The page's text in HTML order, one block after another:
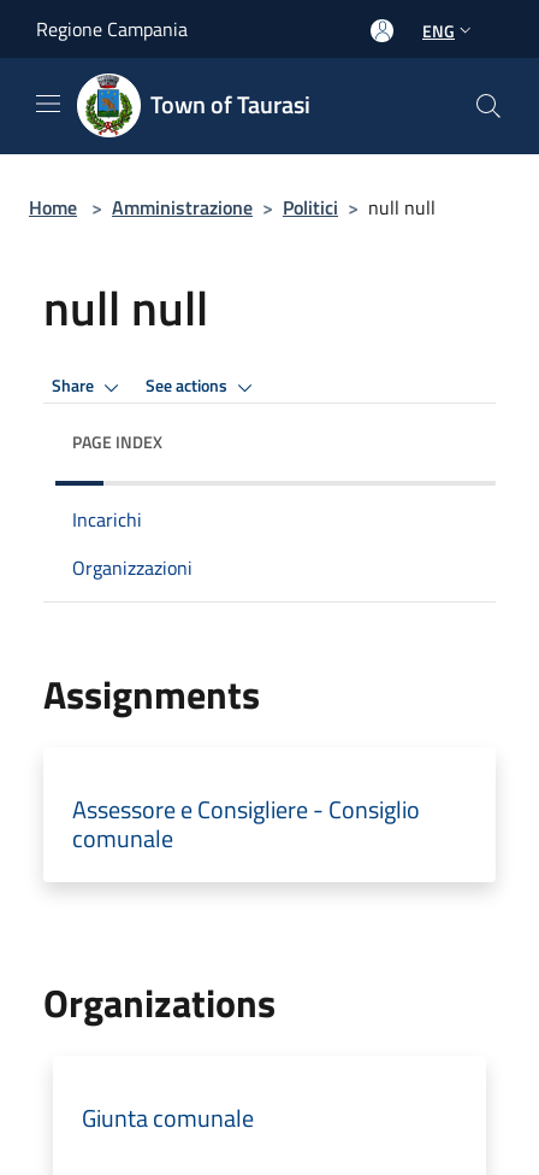
Regione Campania ENG
Town of Taurasi
Home > Amministrazione > Politici > null null
null null
Share See actions
PAGE INDEX
Incarichi
Organizzazioni
Assignments
Assessore e Consigliere - Consiglio
comunale
Organizations
Giunta comunale